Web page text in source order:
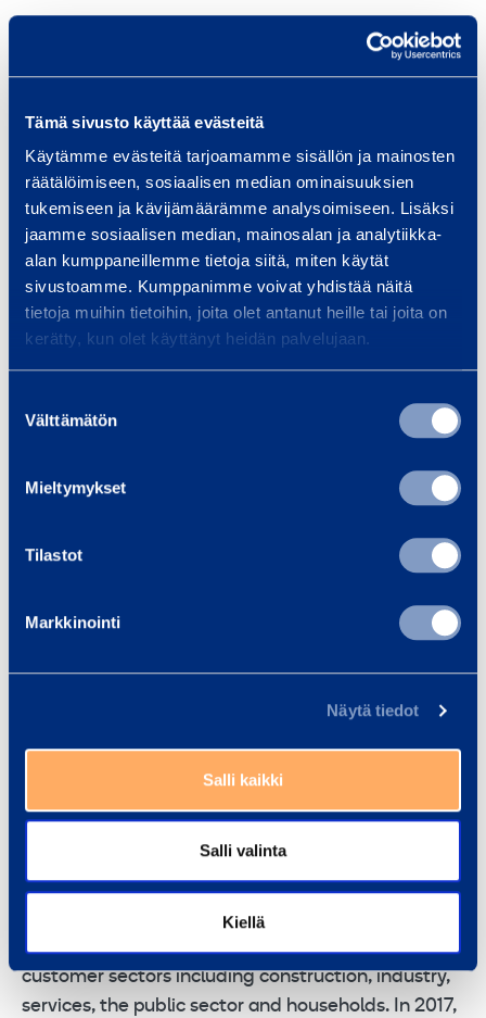
Tämä sivusto käyttää evästeitä
Käytämme evästeitä tarjoamamme sisällön ja mainosten
räätälöimiseen, sosiaalisen median ominaisuuksien
tukemiseen ja kävijämäärämme analysoimiseen. Lisäksi
jaamme sosiaalisen median, mainosalan ja analytiikka-
alan kumppaneillemme tietoja siitä, miten käytät
sivustoamme. Kumppanimme voivat yhdistää näitä
tietoja muihin tietoihin, joita olet antanut heille tai joita on
kerätty, kun olet käyttänyt heidän palvelujaan.
valinta
Välttämätön
Mieltymykset
Tilastot
Markkinointi
Näytä tiedot
Salli kaikki
Salli valinta
Kiellä
Acquisition
Instrument:
ISIN: FI0009007066
Unit price:
average price:
Ramirent Plc
EVP, CFO
is a leading rental equipment group
combining the best equipment, services and know-
how into rental solutions that simplify customer’s
business. Ramirent serves a broad range of
customer sectors including construction, industry,
services, the public sector and households. In 2017,